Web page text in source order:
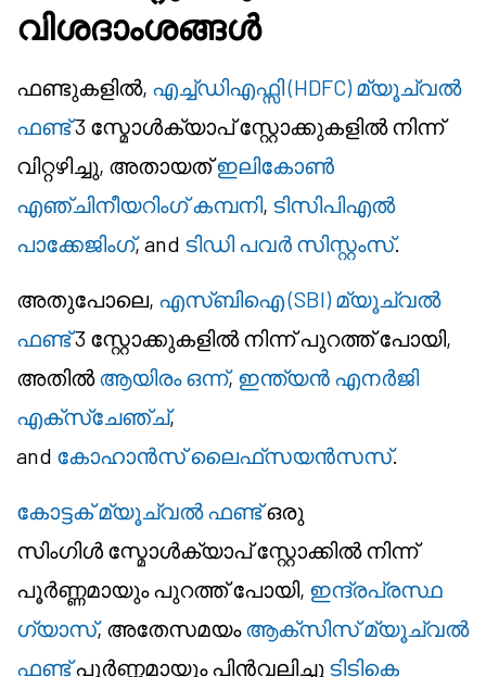
വിശദാംശങ്ങൾ
ഫണ്ടുകളിൽ, എച്ച്ഡിഎഫ്സി (HDFC) മ്യൂച്വൽ
ഫണ്ട്3 സ്മോൾക്യാപ് സ്റ്റോക്കുകളിൽ നിന്ന്
വിറ്റഴിച്ചു, അതായത്ഇലികോൺ
എഞ്ചിനീയറിംഗ് കമ്പനി, ടിസിപിഎൽ
പാക്കേജിംഗ്, and ടിഡി പവർ സിസ്റ്റംസ്.
അതുപോലെ, എസ്ബിഐ (SBI) മ്യൂച്വൽ
ഫണ്ട്3 സ്റ്റോക്കുകളിൽ നിന്ന് പുറത്ത് പോയി,
അതിൽആയിരം ഒന്ന്, ഇന്ത്യൻ എനർജി
എക്സ്ചേഞ്ച്,
and കോഹാൻസ് ലൈഫ്‌സയൻസസ്.
കോട്ടക് മ്യൂച്വൽ ഫണ്ട്ഒരു
സിംഗിൾ സ്മോൾക്യാപ് സ്റ്റോക്കിൽ നിന്ന്
പൂർണ്ണമായും പുറത്ത് പോയി, ഇന്ദ്രപ്രസ്ഥ
ഗ്യാസ്, അതേസമയംആക്സിസ് മ്യൂച്വൽ
ഫണ്ട്പൂർണ്ണമായും പിൻവലിച്ചു ടിടികെ